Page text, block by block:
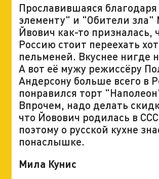
Прославившаяся
элементу" и "Обители зла"
Йвович как-то призналась,
Россию стоит переехать
пельменей. Вкуснее нигде
А вот её мужу режиссёру
Андерсону больше всего в
понравился торт
Впрочем, надо делать
что Йовович родилась в
поэтому о русской кухне
понаслышке.
Мила Кунис